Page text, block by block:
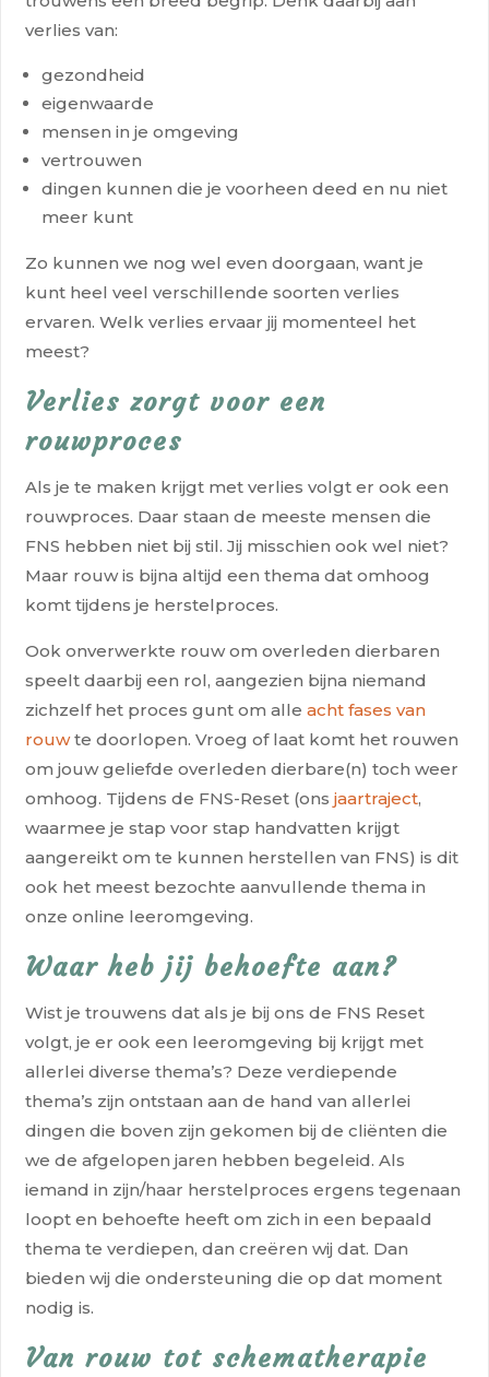
verlies van:
gezondheid
eigenwaarde
mensen in je omgeving
vertrouwen
dingen kunnen die je voorheen deed en nu niet
meer kunt
Zo kunnen we nog wel even doorgaan, want je
kunt heel veel verschillende soorten verlies
ervaren. Welk verlies ervaar jij momenteel het
meest?
Verlies zorgt voor een
rouwproces
Als je te maken krijgt met verlies volgt er ook een
rouwproces. Daar staan de meeste mensen die
FNS hebben niet bij stil. Jij misschien ook wel niet?
Maar rouw is bijna altijd een thema dat omhoog
komt tijdens je herstelproces.
Ook onverwerkte rouw om overleden dierbaren
speelt daarbij een rol, aangezien bijna niemand
zichzelf het proces gunt om alleacht fases van
rouwte doorlopen. Vroeg of laat komt het rouwen
om jouw geliefde overleden dierbare(n) toch weer
omhoog. Tijdens de FNS-Reset (onsjaartraject,
waarmee je stap voor stap handvatten krijgt
aangereikt om te kunnen herstellen van FNS) is dit
ook het meest bezochte aanvullende thema in
onze online leeromgeving.
Waar heb jij behoefte aan?
Wist je trouwens dat als je bij ons de FNS Reset
volgt, je er ook een leeromgeving bij krijgt met
allerlei diverse thema’s? Deze verdiepende
thema’s zijn ontstaan aan de hand van allerlei
dingen die boven zijn gekomen bij de cliënten die
we de afgelopen jaren hebben begeleid. Als
iemand in zijn/haar herstelproces ergens tegenaan
loopt en behoefte heeft om zich in een bepaald
thema te verdiepen, dan creëren wij dat. Dan
bieden wij die ondersteuning die op dat moment
nodig is.
Van rouw tot schematherapie